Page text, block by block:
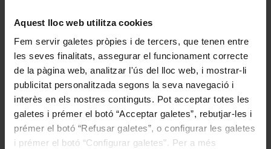
Aquest lloc web utilitza cookies
Fem servir galetes pròpies i de tercers, que tenen entre
les seves finalitats, assegurar el funcionament correcte
de la pàgina web, analitzar l'ús del lloc web, i mostrar-li
publicitat personalitzada segons la seva navegació i
interès en els nostres continguts. Pot acceptar totes les
galetes i prémer el botó “Acceptar galetes”, rebutjar-les i
prémer el botó “Refusar galetes”, o configurar les galetes
i prémer el botó “Configurar galetes”. Per a més
Gastronomía
Este vino es ideal para acompañar platos de marisco,
vieiras, langosta a la parrilla, cangrejo de río o pescados
servidos con una salsa ligera. También marida
perfectamente con aves de corral o carnes blancas